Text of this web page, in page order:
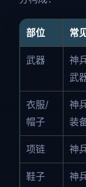
部位 常
武器
神
武
衣服/
帽子
神
装
项链 神
鞋子
神